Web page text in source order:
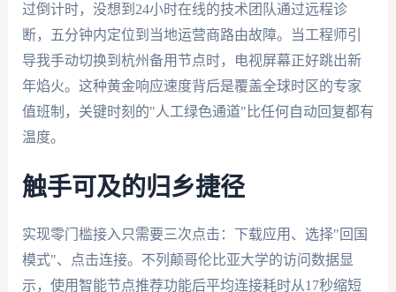
过倒计时，没想到24小时在线的技术团队通过远程诊
断，五分钟内定位到当地运营商路由故障。当工程师引
导我手动切换到杭州备用节点时，电视屏幕正好跳出新
年焰火。这种黄金响应速度背后是覆盖全球时区的专家
值班制，关键时刻的"人工绿色通道"比任何自动回复都有
温度。
触手可及的归乡捷径
实现零门槛接入只需要三次点击：下载应用、选择"回国
模式"、点击连接。不列颠哥伦比亚大学的访问数据显
示，使用智能节点推荐功能后平均连接耗时从17秒缩短